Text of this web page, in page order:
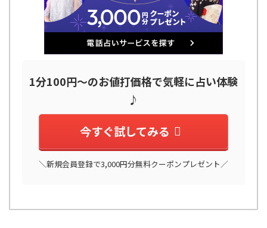
1分100円～のお値打価格で気軽に占い体験
♪
今すぐ試してみる
＼新規会員登録で3,000円分無料クーポンプレゼント／